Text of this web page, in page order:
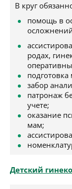
В круг
помощь в
родах,
забор
патронаж
учете;
оказание
мам;
Детский